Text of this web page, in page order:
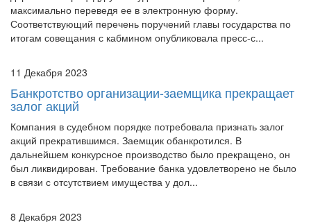
доработать процедуру внесудебного банкротства,
максимально переведя ее в электронную форму.
Соответствующий перечень поручений главы государства по
Банкротство организации-заемщика прекращает
залог акций
Компания в судебном порядке потребовала признать залог
акций прекратившимся. Заемщик обанкротился. В
дальнейшем конкурсное производство было прекращено, он
был ликвидирован. Требование банка удовлетворено не было